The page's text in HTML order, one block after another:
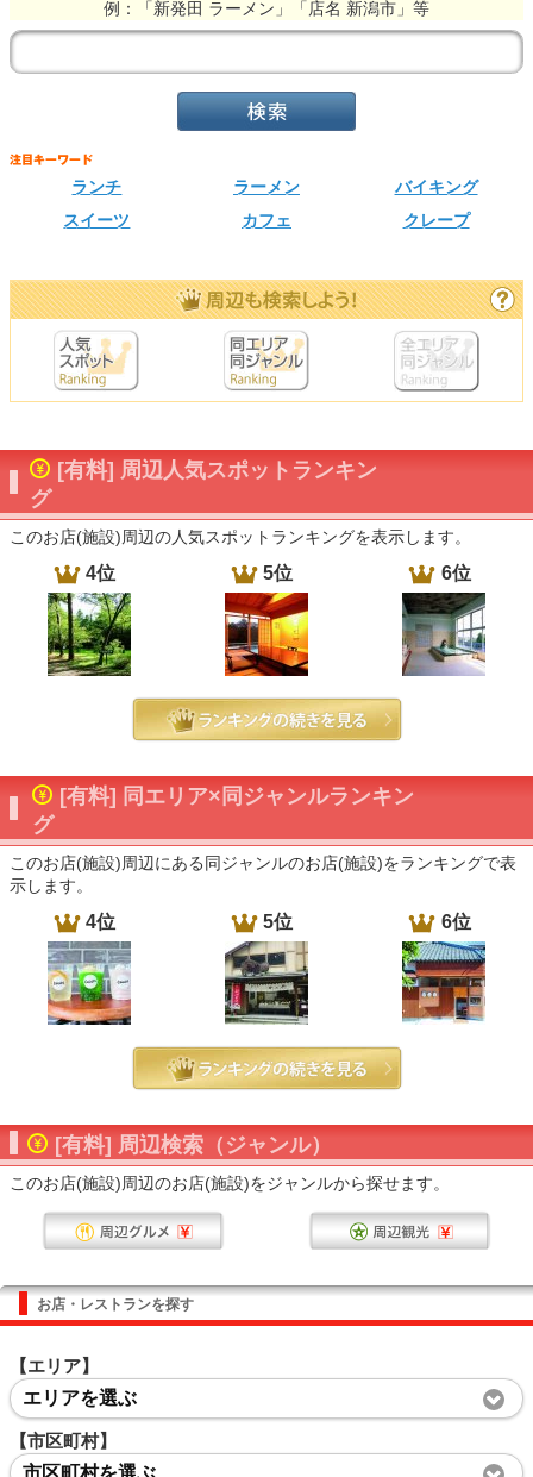
例：「新発田 ラーメン」「店名 新潟市」等
ランチ ラーメン
バイキング
スイーツ
カフェ クレープ
[有料] 周辺人気スポットランキン
グ
このお店(施設)周辺の人気スポットランキングを表示します。
4位 5位 6位
[有料] 同エリア×同ジャンルランキン
グ
このお店(施設)周辺にある同ジャンルのお店(施設)をランキングで表
示します。
4位 5位 6位
[有料] 周辺検索（ジャンル）
このお店(施設)周辺のお店(施設)をジャンルから探せます。
お店・レストランを探す
【エリア】
エリアを選ぶ
【市区町村】